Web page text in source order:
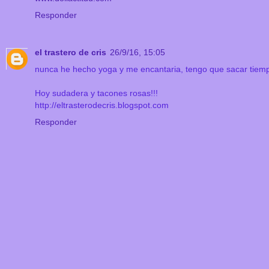
Responder
el trastero de cris 26/9/16, 15:05
nunca he hecho yoga y me encantaria, tengo que sacar
Hoy sudadera y tacones rosas!!!
http://eltrasterodecris.blogspot.com
Responder